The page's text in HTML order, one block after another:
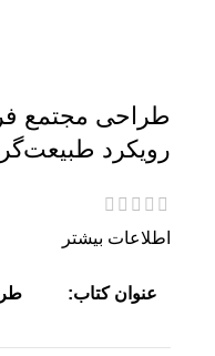
طراحی مجتمع
رویکرد
اطلاعات بیشتر
عنوان کتاب: